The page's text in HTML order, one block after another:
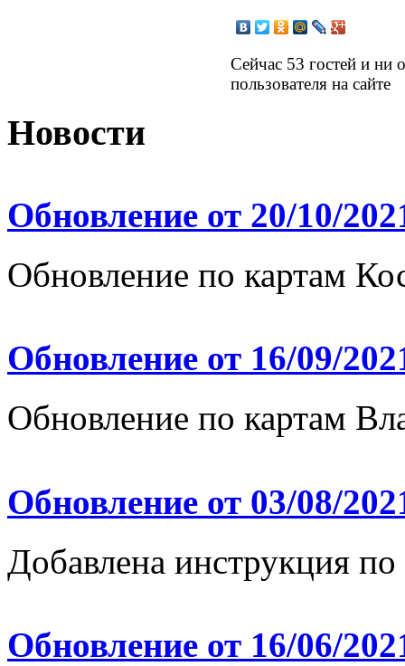
Сейчас 53 гостей и ни
пользователя на сайте
Новости
Обновление от 20/10/
Обновление по картам
Обновление от 16/09/
Обновление по картам
Обновление от 03/08/
Добавлена инструкция
Обновление от 16/06/